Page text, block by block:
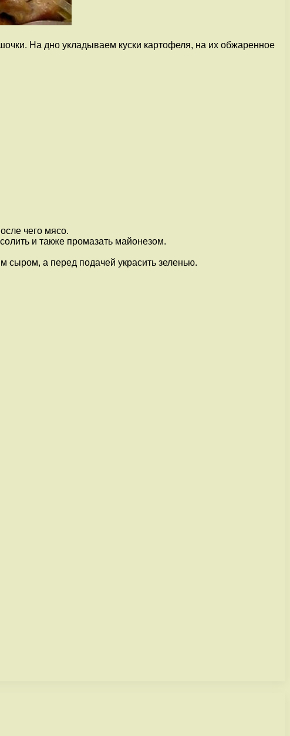
На дно укладываем куски картофеля, на их обжаренное
чего мясо.
и также промазать майонезом.
сыром, а перед подачей украсить зеленью.